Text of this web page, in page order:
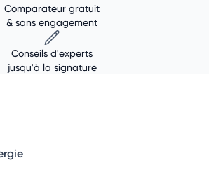
Comparateur gratuit
& sans engagement
Conseils d'experts
jusqu'à la signature